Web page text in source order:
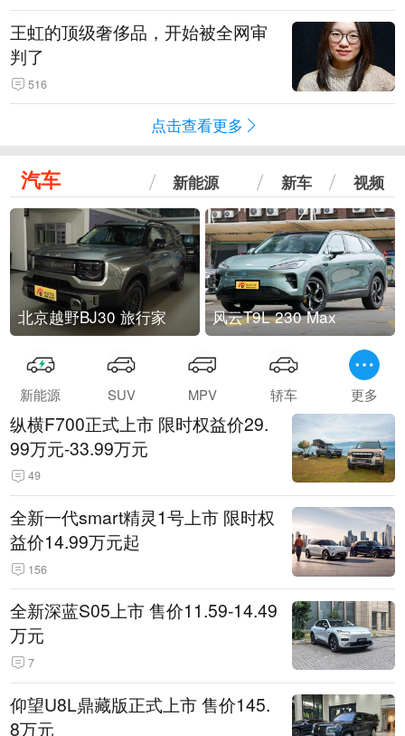
王虹的顶级奢侈品，开始被全网审
判了
516
点击查看更多
汽车 新能源 新车 视频
北京越野BJ30 旅行家 风云T9L 230 Max
新能源 SUV MPV 轿车 更多
纵横F700正式上市 限时权益价29.
99万元-33.99万元
49
全新一代smart精灵1号上市 限时权
益价14.99万元起
156
全新深蓝S05上市 售价11.59-14.49
万元
7
仰望U8L鼎藏版正式上市 售价145.
8万元